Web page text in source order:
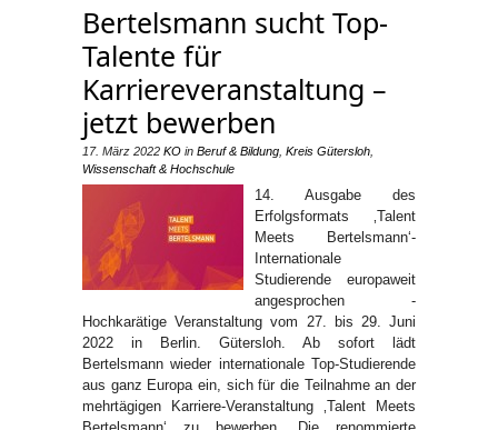
Bertelsmann sucht Top-
Talente für
Karriereveranstaltung –
jetzt bewerben
17. März 2022 KO in Beruf & Bildung Kreis Gütersloh
Wissenschaft & Hochschule
14. Ausgabe des
Erfolgsformats ‚Talent
Meets Bertelsmann‘-
Internationale
Studierende europaweit
angesprochen -
Hochkarätige Veranstaltung vom 27. bis 29. Juni
2022 in Berlin. Gütersloh. Ab sofort lädt
Bertelsmann wieder internationale Top-Studierende
aus ganz Europa ein, sich für die Teilnahme an der
mehrtägigen Karriere-Veranstaltung ‚Talent Meets